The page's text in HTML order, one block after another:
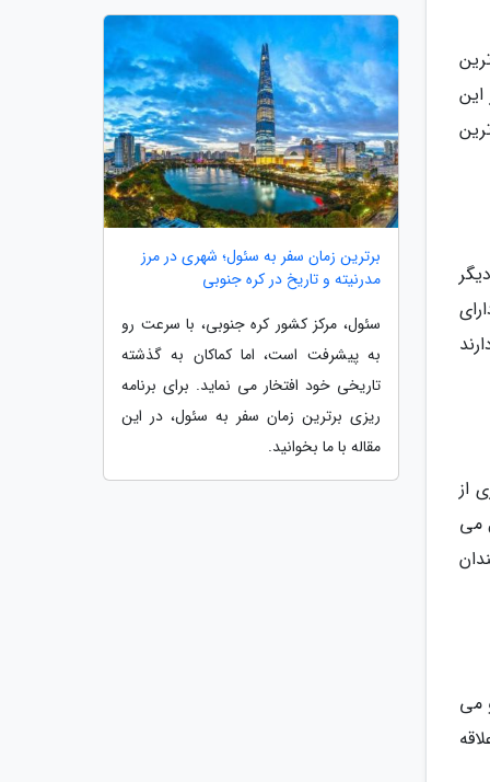
روستا در فاصله 24 کیلومتری از
می
می
برترین زمان سفر به سئول؛ شهری در مرز
مدرنیته و تاریخ در کره جنوبی
سئول، مرکز کشور کره جنوبی، با سرعت رو
به پیشرفت است، اما کماکان به گذشته
تاریخی خود افتخار می نماید. برای برنامه
ریزی برترین زمان سفر به سئول، در این
مقاله با ما بخوانید.